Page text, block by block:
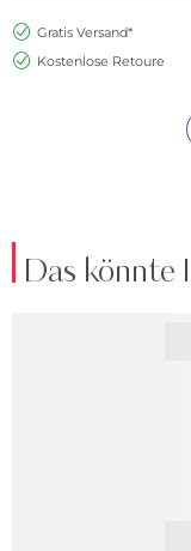
Gratis Versand*
Kostenlose Retoure
Das könnte